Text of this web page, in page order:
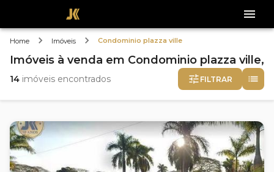
Home Imóveis Condominio plazza ville
Imóveis à venda em Condominio plazza ville,
14 imóveis encontrados FILTRAR